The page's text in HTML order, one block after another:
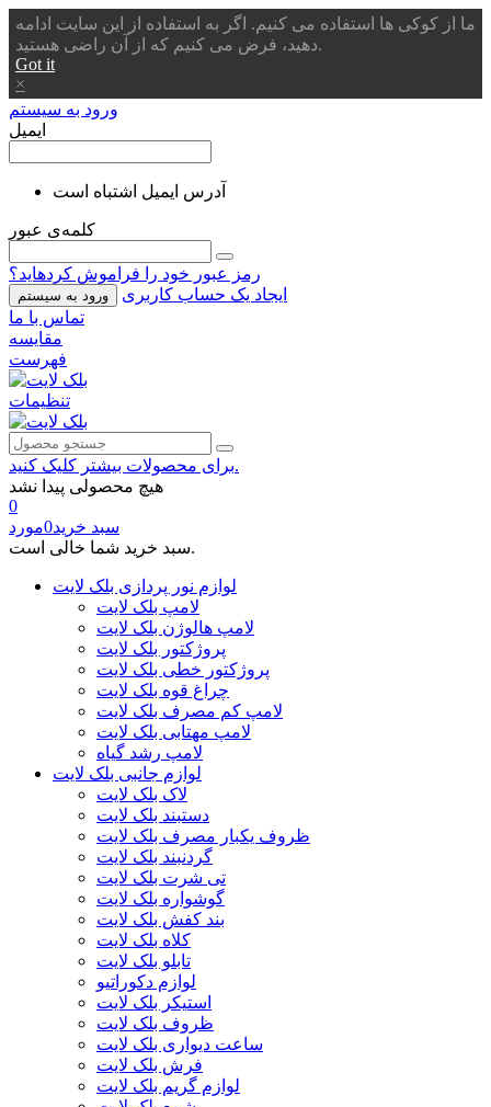
ما از کوکی ها استفاده می کنیم. اگر به استفاده از این سایت ادامه
دهید، فرض می کنیم که از آن راضی هستید.
Got it
×
ورود به سیستم
ایمیل
آدرس ایمیل اشتباه است
کلمه‌ی عبور
رمز عبور خود را فراموش کردهاید؟
ورود به سیستم
ایجاد یک حساب کاربری
تماس با ما
مقایسه
فهرست
تنظیمات
برای محصولات بیشتر کلیک کنید.
هیچ محصولی پیدا نشد
0
سبد خرید0مورد
سبد خرید شما خالی است.
لوازم نور پردازی بلک لایت
لامپ بلک لایت
لامپ هالوژن بلک لایت
پروژکتور بلک لایت
پروژکتور خطی بلک لایت
چراغ قوه بلک لایت
لامپ کم مصرف بلک لایت
لامپ مهتابی بلک لایت
لامپ رشد گیاه
لوازم جانبی بلک لایت
لاک بلک لایت
دستبند بلک لایت
ظروف یکبار مصرف بلک لایت
گردنبند بلک لایت
تی شرت بلک لایت
گوشواره بلک لایت
بند کفش بلک لایت
کلاه بلک لایت
تابلو بلک لایت
لوازم دکوراتیو
استیکر بلک لایت
ظروف بلک لایت
ساعت دیواری بلک لایت
فرش بلک لایت
لوازم گریم بلک لایت